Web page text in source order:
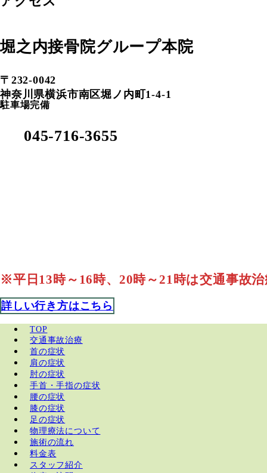
堀之内接骨院グループ本院
〒232-0042
神奈川県横浜市南区堀ノ内町1-4-1
駐車場完備
045-716-3655
※平日13時～16時、20時～21時は交通事故
詳しい行き方はこちら
TOP
交通事故治療
首の症状
肩の症状
肘の症状
手首・手指の症状
腰の症状
膝の症状
足の症状
物理療法について
施術の流れ
料金表
スタッフ紹介